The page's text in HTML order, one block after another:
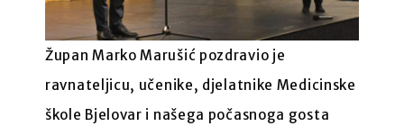
Župan Marko Marušić pozdravio je
ravnateljicu, učenike, djelatnike Medicinske
škole Bjelovar i našega počasnoga gosta